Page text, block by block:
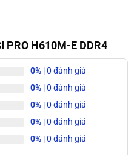
chipset H610, socket
Điều này đảm bảo tương
cho phép kiểm soát tốc
họa đơn giản ở BIOS và
với 2 khe RAM DDR4 hỗ
RAM. Các kết nối bao
PRO H610M-E DDR4
0% | 0 đánh giá
0% | 0 đánh giá
0% | 0 đánh giá
0% | 0 đánh giá
0% | 0 đánh giá